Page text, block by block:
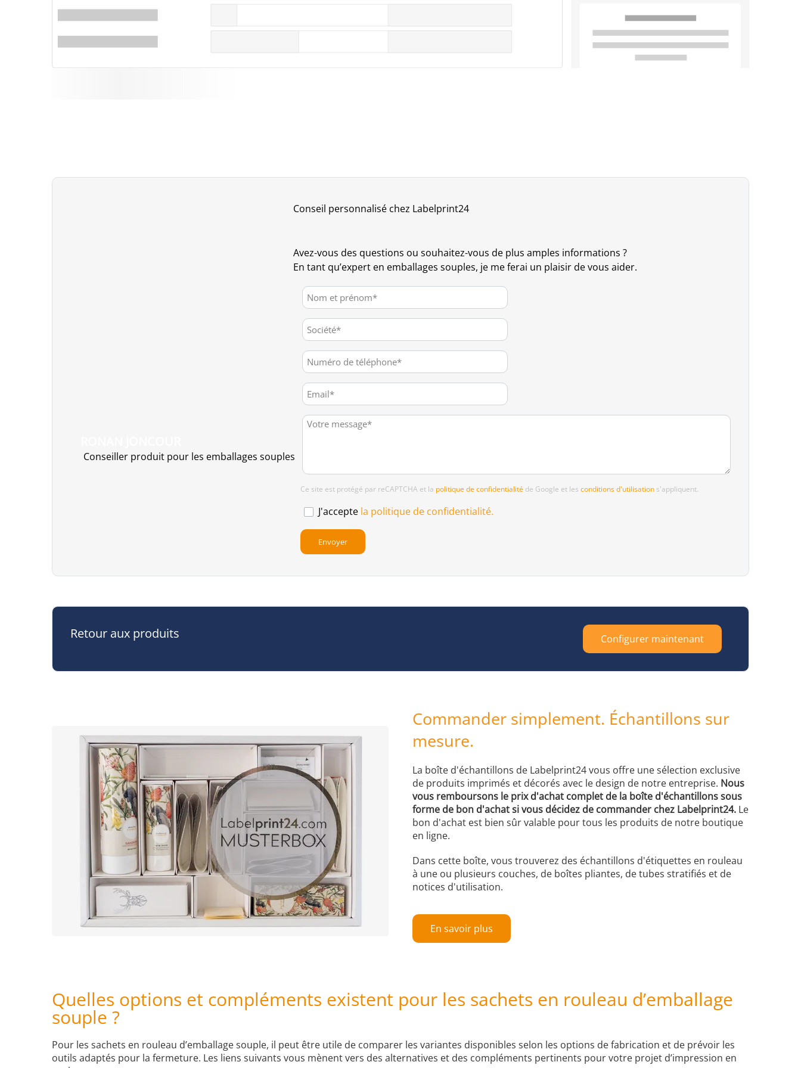
Conseiller produit pour les emballages souples
Conseil personnalisé chez Labelprint24
Avez-vous des questions ou souhaitez-vous de plus amples informations ?
En tant qu’expert en emballages souples, je me ferai un plaisir de vous aider.
Ce site est protégé par reCAPTCHA et la politique de confidentialité de Google et lesconditions d'utilisation s'appliquent.
J'accepte la politique de confidentialité.
Retour aux produits Configurer maintenant
Commander simplement. Échantillons sur
mesure.
La boîte d'échantillons de Labelprint24 vous offre une sélection exclusive
de produits imprimés et décorés avec le design de notre entreprise. Nous
vous remboursons le prix d'achat complet de la boîte d'échantillons sous
forme de bon d'achat si vous décidez de commander chez Labelprint24. Le
bon d'achat est bien sûr valable pour tous les produits de notre boutique
en ligne.
Dans cette boîte, vous trouverez des échantillons d'étiquettes en rouleau
à une ou plusieurs couches, de boîtes pliantes, de tubes stratifiés et de
notices d'utilisation.
En savoir plus
Quelles options et compléments existent pour les sachets en rouleau d’emballage
souple ?
Pour les sachets en rouleau d’emballage souple, il peut être utile de comparer les variantes disponibles selon les options de fabrication et de prévoir les
outils adaptés pour la fermeture. Les liens suivants vous mènent vers des alternatives et des compléments pertinents pour votre projet d’impression en